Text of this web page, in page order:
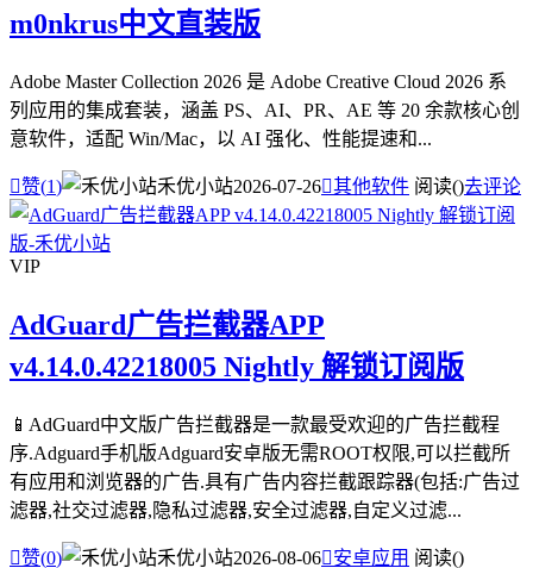
m0nkrus中文直装版
Adobe Master Collection 2026 是 Adobe Creative Cloud 2026 系
列应用的集成套装，涵盖 PS、AI、PR、AE 等 20 余款核心创
意软件，适配 Win/Mac，以 AI 强化、性能提速和...
赞(1) 禾优小站2026-07-26其他软件 阅读()去评论
VIP
AdGuard广告拦截器APP
v4.14.0.42218005 Nightly 解锁订阅版
📱AdGuard中文版广告拦截器是一款最受欢迎的广告拦截程
序.Adguard手机版Adguard安卓版无需ROOT权限,可以拦截所
有应用和浏览器的广告.具有广告内容拦截跟踪器(包括:广告过
滤器,社交过滤器,隐私过滤器,安全过滤器,自定义过滤...
赞(0) 禾优小站2026-08-06安卓应用 阅读()